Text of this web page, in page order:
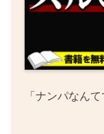
「ナンパなん